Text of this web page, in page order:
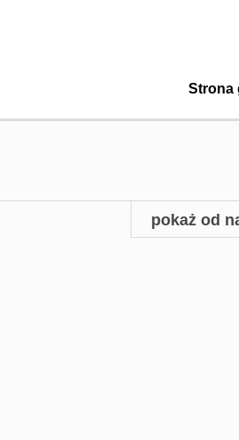
Strona
pokaż od